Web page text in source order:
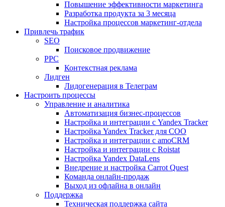
Повышение эффективности маркетинга
Разработка продукта за 3 месяца
Настройка процессов маркетинг-отдела
Привлечь трафик
SEO
Поисковое продвижение
PPC
Контекстная реклама
Лидген
Лидогенерация в Телеграм
Настроить процессы
Управление и аналитика
Автоматизация бизнес-процессов
Настройка и интеграции с Yandex Tracker
Настройка Yandex Tracker для СОО
Настройка и интеграции с amoCRM
Настройка и интеграции с Roistat
Настройка Yandex DataLens
Внедрение и настройка Carrot Quest
Команда онлайн-продаж
Выход из офлайна в онлайн
Поддержка
Техническая поддержка сайта